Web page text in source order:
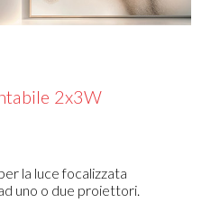
2x3W
la luce focalizzata
uno o due proiettori.